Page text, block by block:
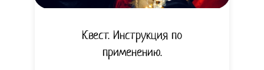
Квест. Инструкция по
применению.